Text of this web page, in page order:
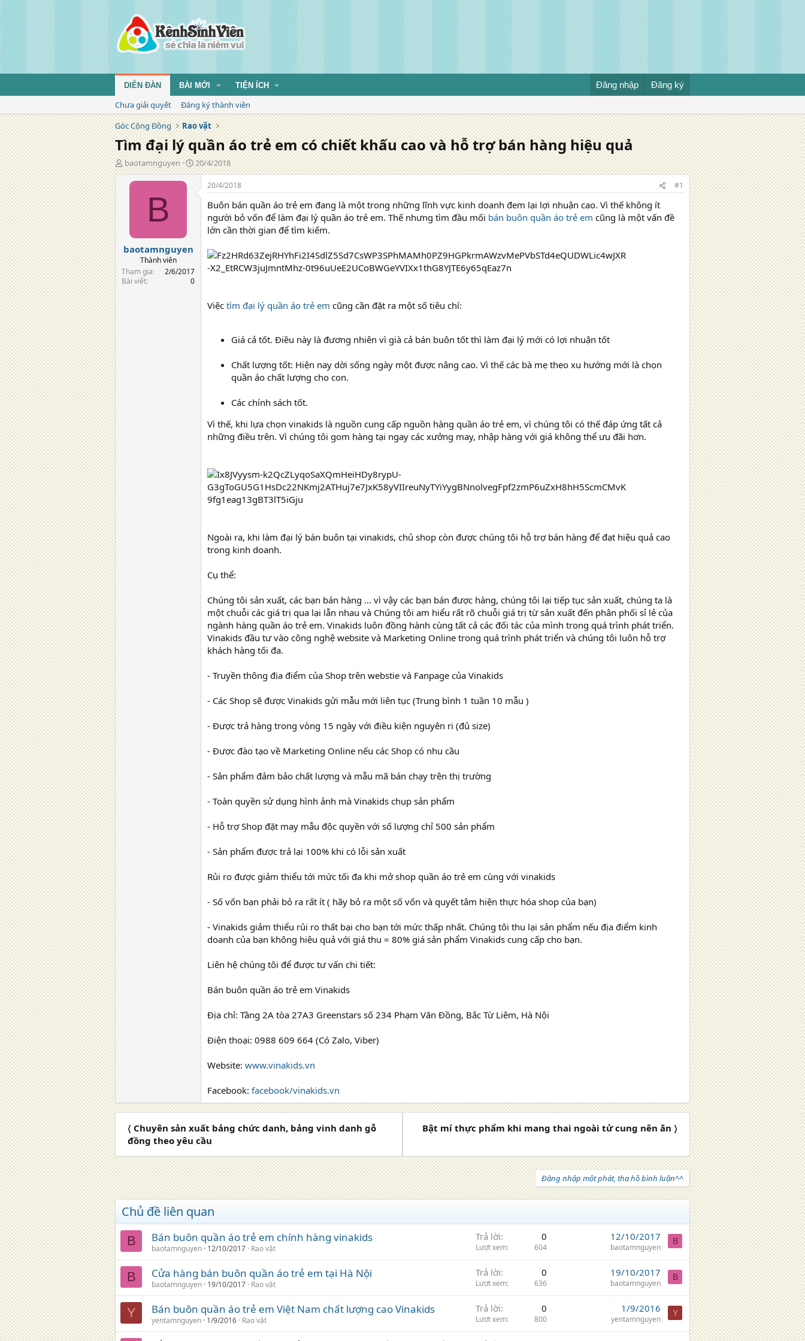
DIỄN ĐÀN BÀI MỚI TIỆN ÍCH Đăng nhập Đăng ký
Chưa giải quyết
Đăng ký thành viên
Góc Cộng Đồng
Rao vặt
Tìm đại lý quần áo trẻ em có chiết khấu cao và hỗ trợ bán hàng hiệu quả
T
á
baotamnguyen
N
g
y
20/4/2018
B
baotamnguyen
Thành viên
Tham gia
2/6/2017
Bài viết
0
20/4/2018 #1
Buôn bán quần áo trẻ em đang là một trong những lĩnh vực kinh doanh đem lại lợi nhuận cao. Vì thế không ít
người bỏ vốn để làm đại lý quần áo trẻ em. Thế nhưng tìm đầu mối bán buôn quần áo trẻ em cũng là một vấn đề
lớn cần thời gian để tìm kiếm.
Việc tìm đại lý quần áo trẻ em cũng cần đặt ra một số tiêu chí:
Giá cả tốt. Điều này là đương nhiên vì già cả bán buôn tốt thì làm đại lý mới có lợi nhuận tốt
Chất lượng tốt: Hiện nay dời sống ngày một được nâng cao. Vì thế các bà mẹ theo xu hướng mới là chọn
quần áo chất lượng cho con.
Các chính sách tốt.
Vì thế, khi lựa chọn vinakids là nguồn cung cấp nguồn hàng quần áo trẻ em, vì chúng tôi có thế đáp ứng tất cả
những điều trên. Vì chúng tôi gom hàng tại ngay các xưởng may, nhập hàng với giá không thể ưu đãi hơn.
Ngoài ra, khi làm đại lý bán buôn tại vinakids, chủ shop còn được chúng tôi hỗ trợ bán hàng để đạt hiệu quả cao
trong kinh doanh.
Cụ thể:
Chúng tôi sản xuất, các bạn bán hàng ... vì vậy các bạn bán được hàng, chúng tôi lại tiếp tục sản xuất, chúng ta là
một chuỗi các giá trị qua lại lẫn nhau và Chúng tôi am hiểu rất rõ chuỗi giá trị từ sản xuất đến phân phối sỉ lẻ của
ngành hàng quần áo trẻ em. Vinakids luôn đồng hành cùng tất cả các đối tác của mình trong quá trình phát triển.
Vinakids đầu tư vào công nghệ website và Marketing Online trong quá trình phát triển và chúng tôi luôn hỗ trợ
khách hàng tối đa.
- Truyền thông địa điểm của Shop trên webstie và Fanpage của Vinakids
- Các Shop sẽ được Vinakids gửi mẫu mới liên tục (Trung bình 1 tuần 10 mẫu )
- Được trả hàng trong vòng 15 ngày với điều kiện nguyên ri (đủ size)
- Được đào tạo về Marketing Online nếu các Shop có nhu cầu
- Sản phẩm đảm bảo chất lượng và mẫu mã bán chạy trên thị trường
- Toàn quyền sử dụng hình ảnh mà Vinakids chụp sản phẩm
- Hỗ trợ Shop đặt may mẫu độc quyền với số lượng chỉ 500 sản phẩm
- Sản phẩm được trả lại 100% khi có lỗi sản xuất
Rủi ro được giảm thiểu tới mức tối đa khi mở shop quần áo trẻ em cùng với vinakids
- Số vốn bạn phải bỏ ra rất ít ( hãy bỏ ra một số vốn và quyết tâm hiện thực hóa shop của bạn)
- Vinakids giảm thiểu rủi ro thất bại cho bạn tới mức thấp nhất. Chúng tôi thu lại sản phẩm nếu địa điểm kinh
doanh của bạn không hiệu quả với giá thu = 80% giá sản phẩm Vinakids cung cấp cho bạn.
Liên hệ chúng tôi để được tư vấn chi tiết:
Bán buôn quần áo trẻ em Vinakids
Địa chỉ: Tầng 2A tòa 27A3 Greenstars số 234 Phạm Văn Đồng, Bắc Từ Liêm, Hà Nội
Điện thoại: 0988 609 664 (Có Zalo, Viber)
Website: www.vinakids.vn
Facebook: facebook/vinakids.vn
〈 Chuyên sản xuất bảng chức danh, bảng vinh danh gỗ
đồng theo yêu cầu
Bật mí thực phẩm khi mang thai ngoài tử cung nên ăn 〉
Đăng nhập một phát, tha hồ bình luận^^
Chủ đề liên quan
B Bán buôn quần áo trẻ em chính hàng vinakids
baotamnguyen 12/10/2017 Rao vặt
Trả lời 0
Lượt xem 604
12/10/2017
baotamnguyen
B
B Cửa hàng bán buôn quần áo trẻ em tại Hà Nội
baotamnguyen 19/10/2017 Rao vặt
Trả lời 0
Lượt xem 636
19/10/2017
baotamnguyen
B
Y Bán buôn quần áo trẻ em Việt Nam chất lượng cao Vinakids
yentamnguyen 1/9/2016 Rao vặt
Trả lời 0
Lượt xem 800
1/9/2016
yentamnguyen
Y